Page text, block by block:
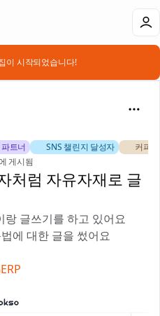
이 시작되었습니다!
트너 🚀 SNS 챌린지 달성자
☕ 커피
게시됨
처럼 자유자재로 글
랑 글쓰기를 하고 있어요
에 대한 글을 썼어요